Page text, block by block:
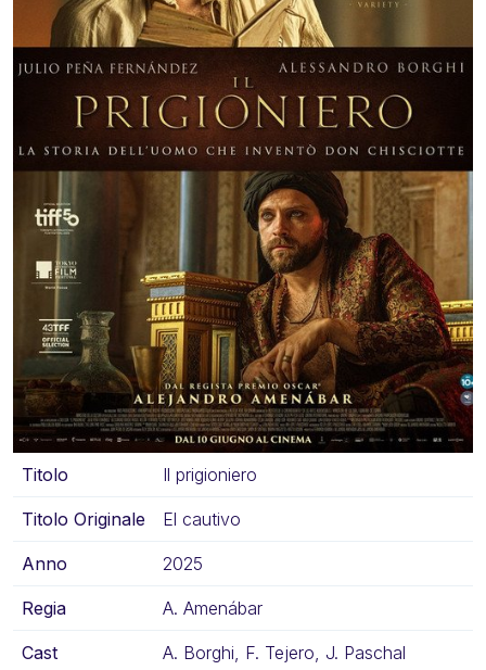
Titolo Il prigioniero
Titolo Originale El cautivo
Anno 2025
Regia A. Amenábar
Cast A. Borghi, F. Tejero, J. Paschal